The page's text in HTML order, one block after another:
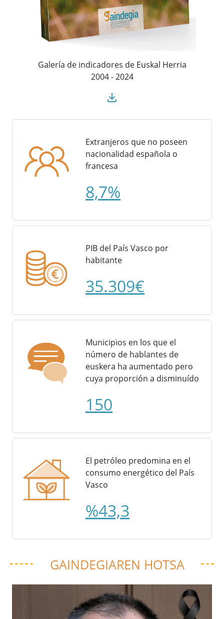
Galería de indicadores de Euskal Herria
2004 - 2024
Extranjeros que no poseen
nacionalidad española o
francesa
8,7%
PIB del País Vasco por
habitante
35.309€
Municipios en los que el
número de hablantes de
euskera ha aumentado pero
cuya proporción a disminuído
150
El petróleo predomina en el
consumo energético del País
Vasco
%43,3
GAINDEGIAREN HOTSA